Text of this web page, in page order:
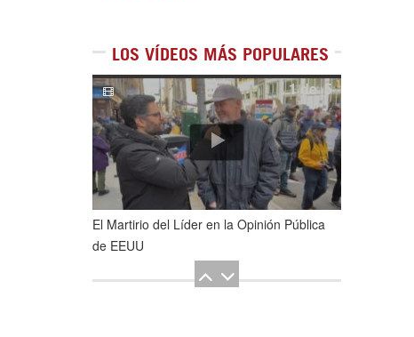
LOS VÍDEOS MÁS POPULARES
1de5
El Martirio del Líder en la Opinión Pública
de EEUU